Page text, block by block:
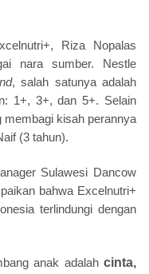
Riza Nopalas
nara sumber. Nestle
, salah satunya adalah
1+, 3+, dan 5+. Selain
kisah perannya
(3 tahun).
Sulawesi Dancow
bahwa Excelnutri+
terlindungi dengan
anak adalah cinta,